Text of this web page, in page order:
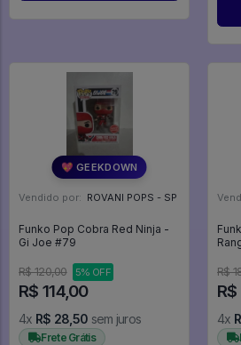
💖 GEEKDOWN
Vendido por: ROVANI POPS - SP
Funko Pop Cobra Red Ninja -
Gi Joe #79
R$ 120,00 5% OFF
R$ 114,00
4x R$ 28,50 sem juros
Frete Grátis
R$
4x